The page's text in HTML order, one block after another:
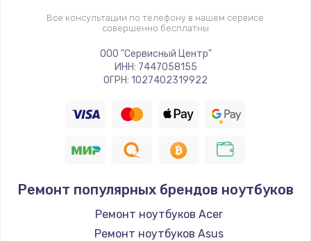
Все консультации по телефону в нашем сервисе
совершенно бесплатны
ООО "Сервисный Центр"
ИНН: 7447058155
ОГРН: 1027402319922
Ремонт популярных брендов ноутбуков
Ремонт ноутбуков Acer
Ремонт ноутбуков Asus